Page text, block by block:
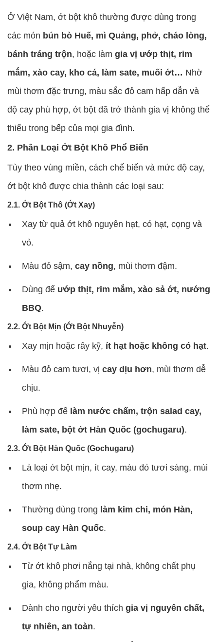
Ở Việt Nam, ớt bột khô thường được dùng trong
các món bún bò Huế, mì Quảng, phở, cháo lòng,
bánh tráng trộn, hoặc làm gia vị ướp thịt, rim
mắm, xào cay, kho cá, làm sate, muối ớt… Nhờ
mùi thơm đặc trưng, màu sắc đỏ cam hấp dẫn và
độ cay phù hợp, ớt bột đã trở thành gia vị không thể
thiếu trong bếp của mọi gia đình.
2. Phân Loại Ớt Bột Khô Phổ Biến
Tùy theo vùng miền, cách chế biến và mức độ cay,
ớt bột khô được chia thành các loại sau:
2.1. Ớt Bột Thô (Ớt Xay)
Xay từ quả ớt khô nguyên hạt, có hạt, cọng và
vỏ.
Màu đỏ sậm, cay nồng, mùi thơm đậm.
Dùng để ướp thịt, rim mắm, xào sả ớt, nướng
BBQ.
2.2. Ớt Bột Mịn (Ớt Bột Nhuyễn)
Xay mịn hoặc rây kỹ, ít hạt hoặc không có hạt.
Màu đỏ cam tươi, vị cay dịu hơn, mùi thơm dễ
chịu.
Phù hợp để làm nước chấm, trộn salad cay,
làm sate, bột ớt Hàn Quốc (gochugaru).
2.3. Ớt Bột Hàn Quốc (Gochugaru)
Là loại ớt bột mịn, ít cay, màu đỏ tươi sáng, mùi
thơm nhẹ.
Thường dùng trong làm kim chi, món Hàn,
soup cay Hàn Quốc.
2.4. Ớt Bột Tự Làm
Từ ớt khô phơi nắng tại nhà, không chất phụ
gia, không phẩm màu.
Dành cho người yêu thích gia vị nguyên chất,
tự nhiên, an toàn.